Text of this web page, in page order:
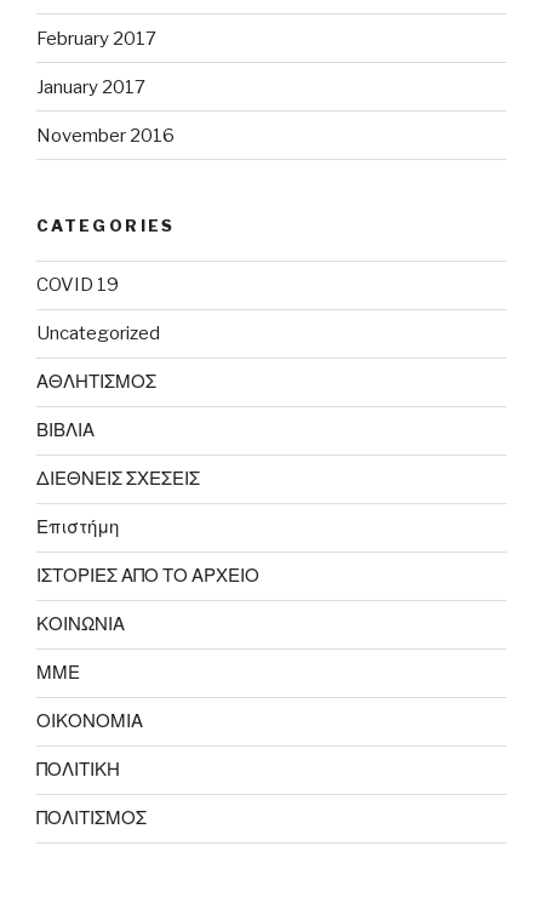
February 2017
January 2017
November 2016
CATEGORIES
COVID 19
Uncategorized
ΑΘΛΗΤΙΣΜΟΣ
ΒΙΒΛΙΑ
ΔΙΕΘΝΕΙΣ ΣΧΕΣΕΙΣ
Επιστήμη
ΙΣΤΟΡΙΕΣ ΑΠΟ ΤΟ ΑΡΧΕΙΟ
ΚΟΙΝΩΝΙΑ
ΜΜΕ
ΟΙΚΟΝΟΜΙΑ
ΠΟΛΙΤΙΚΗ
ΠΟΛΙΤΙΣΜΟΣ